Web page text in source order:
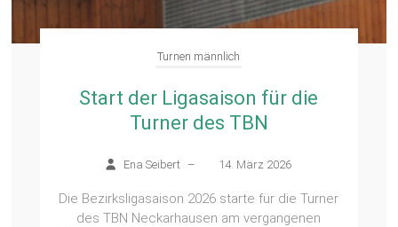
Turnen männlich
Start der Ligasaison für die
Turner des TBN
Ena Seibert – 14. März 2026
Die Bezirksligasaison 2026 starte für die Turner
des TBN Neckarhausen am vergangenen